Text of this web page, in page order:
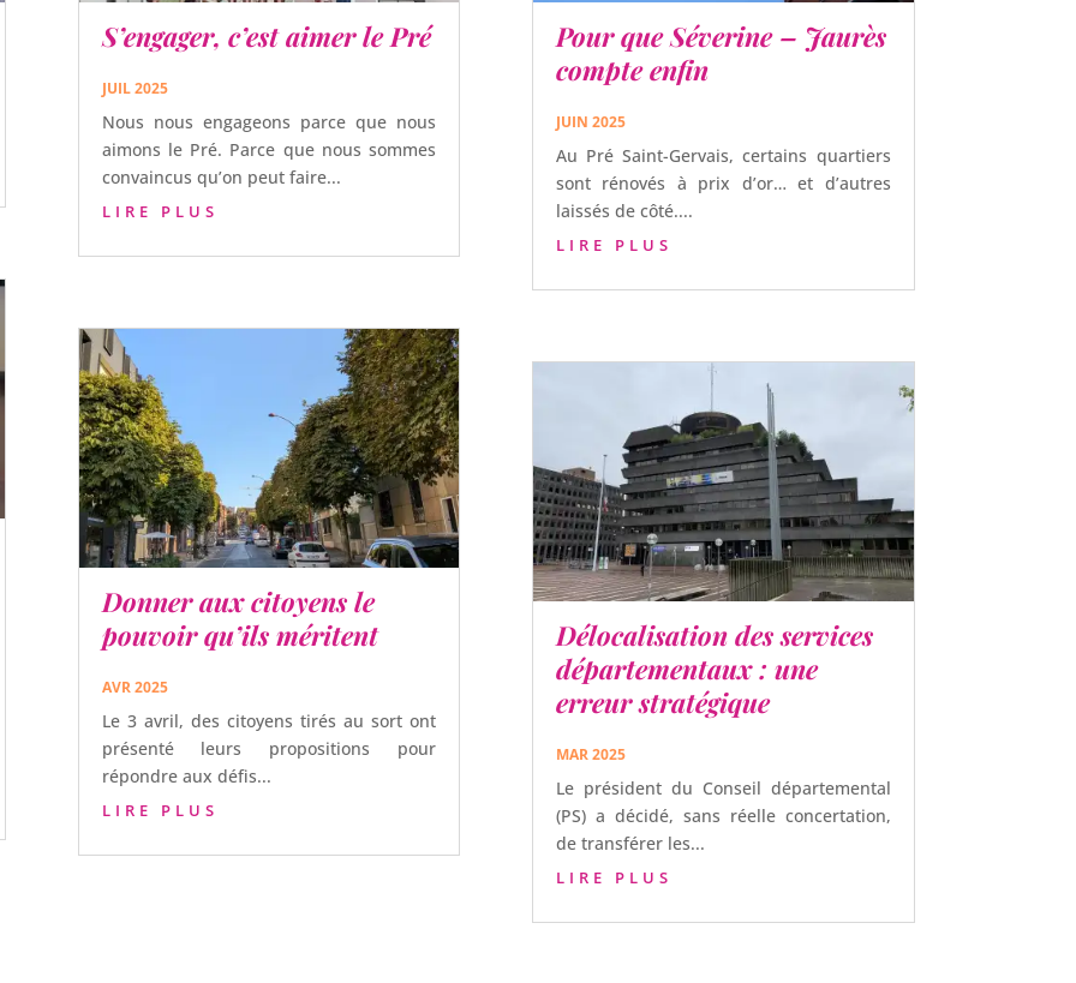
S’engager, c’est aimer le Pré
JUIL 2025
Nous nous engageons parce que nous
aimons le Pré. Parce que nous sommes
convaincus qu’on peut faire...
LIRE PLUS
Donner aux citoyens le
pouvoir qu’ils méritent
AVR 2025
Le 3 avril, des citoyens tirés au sort ont
présenté leurs propositions pour
répondre aux défis...
LIRE PLUS
Pour que Séverine – Jaurès
compte enfin
JUIN 2025
Au Pré Saint-Gervais, certains quartiers
sont rénovés à prix d’or… et d’autres
laissés de côté....
LIRE PLUS
Délocalisation des services
départementaux : une
erreur stratégique
MAR 2025
Le président du Conseil départemental
(PS) a décidé, sans réelle concertation,
de transférer les...
LIRE PLUS